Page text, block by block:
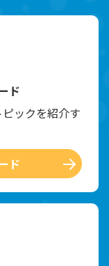
ド
ックを紹介す
ド